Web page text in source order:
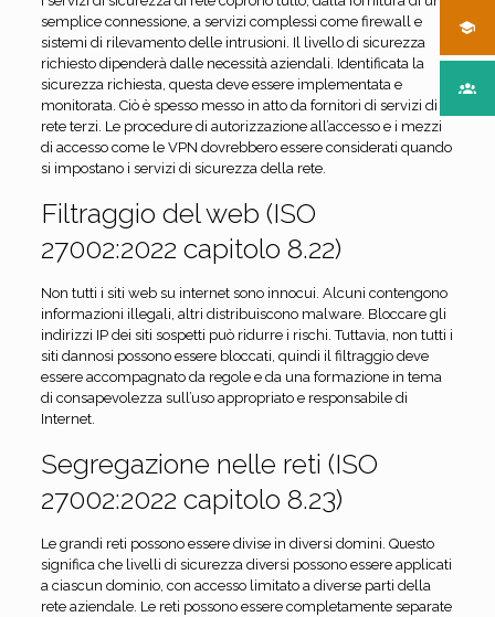
semplice connessione, a servizi complessi come firewall e
sistemi di rilevamento delle intrusioni. Il livello di sicurezza
richiesto dipenderà dalle necessità aziendali. Identificata la
sicurezza richiesta, questa deve essere implementata e
monitorata. Ciò è spesso messo in atto da fornitori di servizi di
rete terzi. Le procedure di autorizzazione all’accesso e i mezzi
di accesso come le VPN dovrebbero essere considerati quando
si impostano i servizi di sicurezza della rete.
Filtraggio del web (ISO
27002:2022 capitolo 8.22)
Non tutti i siti web su internet sono innocui. Alcuni contengono
informazioni illegali, altri distribuiscono malware. Bloccare gli
indirizzi IP dei siti sospetti può ridurre i rischi. Tuttavia, non tutti i
siti dannosi possono essere bloccati, quindi il filtraggio deve
essere accompagnato da regole e da una formazione in tema
di consapevolezza sull’uso appropriato e responsabile di
Internet.
Segregazione nelle reti (ISO
27002:2022 capitolo 8.23)
Le grandi reti possono essere divise in diversi domini. Questo
significa che livelli di sicurezza diversi possono essere applicati
a ciascun dominio, con accesso limitato a diverse parti della
rete aziendale. Le reti possono essere completamente separate